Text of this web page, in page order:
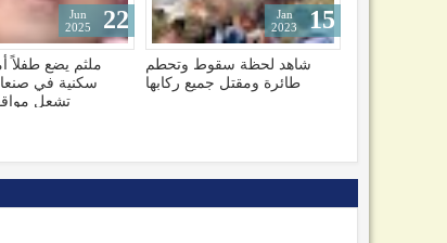
صراع مالي مرير
09
Nov
2025
ملثم يضع طفلاً أمام عمارة
سكنية في صنعاء وصورته
22
Jun
2025